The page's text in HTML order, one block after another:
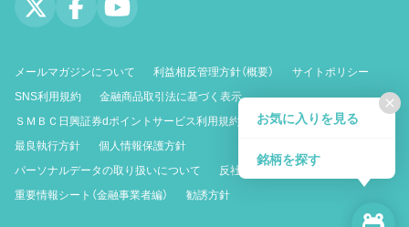
close
お気に入りを見る
銘柄を探す
メールマガジンについて 利益相反管理方針（概要）
サイトポリシー
SNS利用規約
金融商品取引法に基づく表示
ＳＭＢＣ日興証券dポイントサービス利用規約
最良執行方針
個人情報保護方針
パーソナルデータの取り扱いについて
反社会的勢力に対する基本方針
重要情報シート（金融事業者編）
勧誘方針